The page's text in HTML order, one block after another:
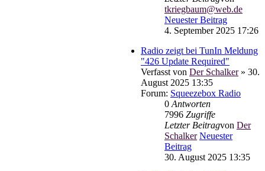
tkriegbaum@web.de
Neuester Beitrag
4. September 2025 17:26
Radio zeigt bei TunIn Meldung
"426 Update Required"
Verfasst von Der Schalker» 30.
August 2025 13:35
Forum: Squeezebox Radio
0 Antworten
7996 Zugriffe
Letzter Beitragvon Der
Schalker Neuester
Beitrag
30. August 2025 13:35